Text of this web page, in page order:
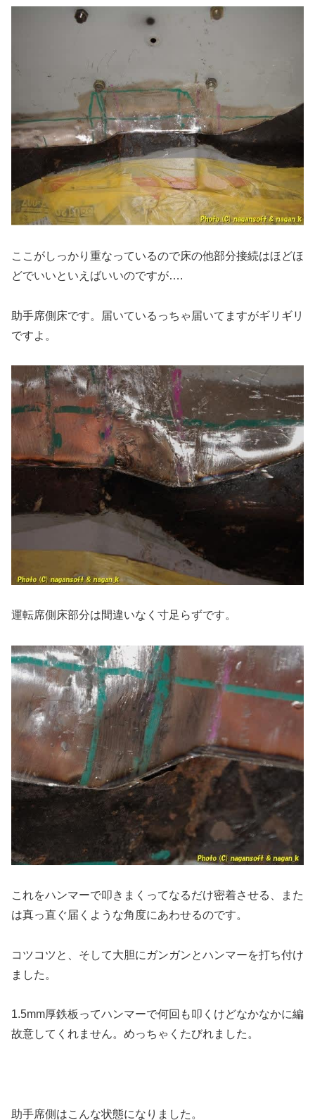
ここがしっかり重なっているので床の他部分接続はほどほ
どでいいといえばいいのですが….
助手席側床です。届いているっちゃ届いてますがギリギリ
ですよ。
運転席側床部分は間違いなく寸足らずです。
これをハンマーで叩きまくってなるだけ密着させる、また
は真っ直ぐ届くような角度にあわせるのです。
コツコツと、そして大胆にガンガンとハンマーを打ち付け
ました。
1.5mm厚鉄板ってハンマーで何回も叩くけどなかなかに編
故意してくれません。めっちゃくたびれました。
助手席側はこんな状態になりました。